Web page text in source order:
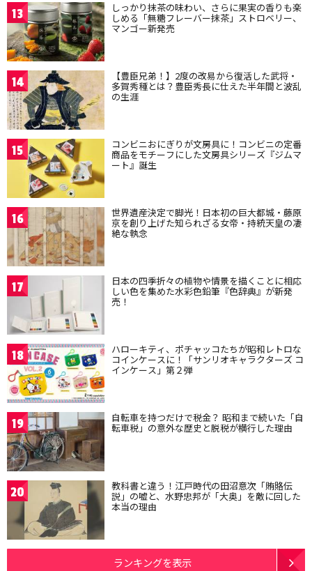
13 しっかり抹茶の味わい、さらに果実の香りも楽
しめる「無糖フレーバー抹茶」ストロベリー、
マンゴー新発売
14 【豊臣兄弟！】2度の改易から復活した武将・
多賀秀種とは？豊臣秀長に仕えた半年間と波乱
の生涯
15 コンビニおにぎりが文房具に！コンビニの定番
商品をモチーフにした文房具シリーズ『ジムマ
ート』誕生
16 世界遺産決定で脚光！日本初の巨大都城・藤原
京を創り上げた知られざる女帝・持統天皇の凄
絶な執念
17 日本の四季折々の植物や情景を描くことに相応
しい色を集めた水彩色鉛筆『色辞典』が新発
売！
18 ハローキティ、ポチャッコたちが昭和レトロな
コインケースに！「サンリオキャラクターズ コ
インケース」第２弾
19 自転車を持つだけで税金？ 昭和まで続いた「自
転車税」の意外な歴史と脱税が横行した理由
20 教科書と違う！江戸時代の田沼意次「賄賂伝
説」の嘘と、水野忠邦が「大奥」を敵に回した
本当の理由
ランキングを表示